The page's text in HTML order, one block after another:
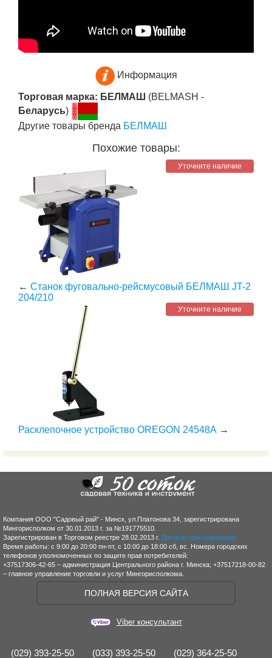
Информация
Торговая марка: БЕЛМАШ (BELMASH -
Беларусь)
Другие товары бренда БЕЛМАШ
Похожие товары:
Уточните наличие
← Станок фуговально-рейсмусовый БЕЛМАШ JT-2
204/210
Уточните наличие
Расклепочное устройство OREGON 24548A →
Компания ООО "Садовый рай" - Минск, ул.Платонова 34, зарегистрирована
Мингорисполком от 30.01.2013 г. за №191775510.
Зарегистрирован в Торговом реестре 28.02.2013 г. Договор присоединения
Время работы: с 9:00 до 20:00 пн-пт, с 10:00 до 18:00 сб, вс. Номера городских
телефонов уполномоченных по защите прав потребителей:
+37517306-42-65 – администрация Центрального района г. Минска; +37517218-00-82
– главное управление торговли и услуг Мингорисполкома.
ПОЛНАЯ ВЕРСИЯ САЙТА
Viber консультант
(029) 393-25-50 (033) 393-25-50 (029) 364-25-50